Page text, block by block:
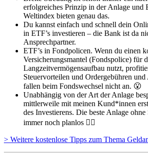
erfolgreiches Prinzip in der Anlage und
Weltindex bieten genau das.
Du kannst einfach und schnell dein
in ETF’s investieren – die Bank ist da
Ansprechpartner.
ETF’s in Fondpolicen. Wenn du einen
Versicherungsmantel (Fondspolice) für
Langzeitvermögensaufbau nutzt,
Steuervorteilen und Ordergebühren und
fallen beim Fondswechsel nicht an. 😮
Unabhängig von der Art der Anlage
mittlerweile mit meinen Kund*innen
des Investierens. Die beste Anlage
immer noch planlos ☝🏻
> Weitere kostenlose Tipps zum Thema